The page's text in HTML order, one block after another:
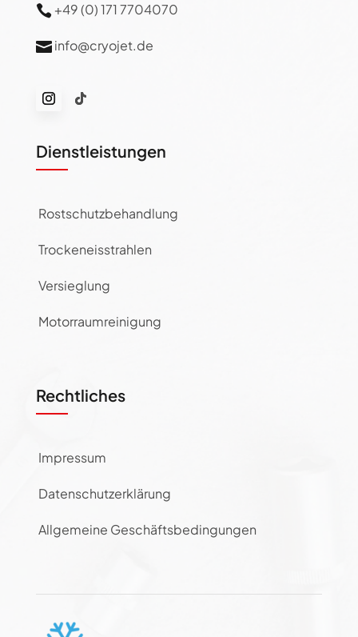
 +49 (0) 171 7704070
 info@cryojet.de
Dienstleistungen
Rostschutzbehandlung
Trockeneisstrahlen
Versieglung
Motorraumreinigung
Rechtliches
Impressum
Datenschutzerklärung
Allgemeine Geschäftsbedingungen